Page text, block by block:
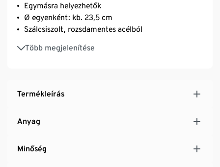
Egymásra helyezhetők
Ø egyenként: kb. 23,5 cm
Szálcsiszolt, rozsdamentes acélból
Több megjelenítése
Vigyázat: a tányérok vezetik a hőt – szükség esetén
hagyja az ételt kissé kihűlni
Termékleírás
Anyag
Minőség